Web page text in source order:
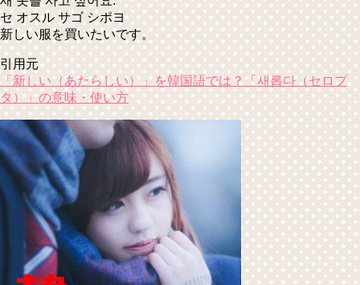
セ オスル サゴ シポヨ
新しい服を買いたいです。
引用元
「新しい（あたらしい）」を韓国語では？「새롭다（セロプ
タ）」の意味・使い方